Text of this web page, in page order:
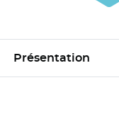
Présentation